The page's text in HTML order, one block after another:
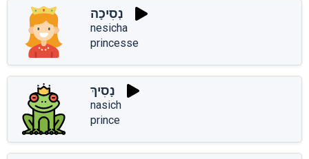
נְסִיכָה
nesicha
princesse
נָסִיךְ
nasich
prince